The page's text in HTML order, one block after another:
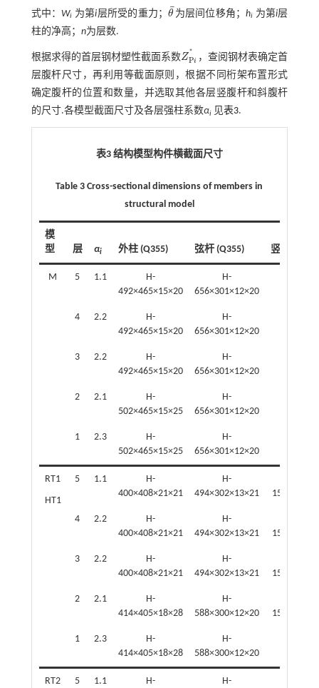
式中：Wi 为第i层所受的重力；θ
¯
θ ¯为层间位移角；hi 为第i层
柱的净高； n为层数.
根据求得的首层钢材塑性截面系数Z
*
Pi
ZPi* ，查阅钢材表确定首
层腹杆尺寸，再利用等截面原则，根据不同桁架布置形式
确定腹杆的位置和数量，并选取其他各层竖腹杆和斜腹杆
的尺寸.各模型截面尺寸及各层强柱系数αi见表3.
表3 结构模型构件横截面尺寸
Table 3 Cross-sectional dimensions of members in
structural model
模
型
层 αi 外柱 (Q355) 弦杆 (Q355) 竖腹杆
M 5 1.1
H-
492×465×15×20
H-
656×301×12×20
4 2.2
H-
492×465×15×20
H-
656×301×12×20
3 2.2
H-
492×465×15×20
H-
656×301×12×20
2 2.1
H-
502×465×15×25
H-
656×301×12×20
1 2.3
H-
502×465×15×25
H-
656×301×12×20
RT1
HT1
5 1.1
H-
400×408×21×21
H-
494×302×13×21
4 2.2
H-
400×408×21×21
H-
494×302×13×21
3 2.2
H-
400×408×21×21
H-
494×302×13×21
2 2.1
H-
414×405×18×28
H-
588×300×12×20
1 2.3
H-
414×405×18×28
H-
588×300×12×20
RT2
5 1.1
H-
H-